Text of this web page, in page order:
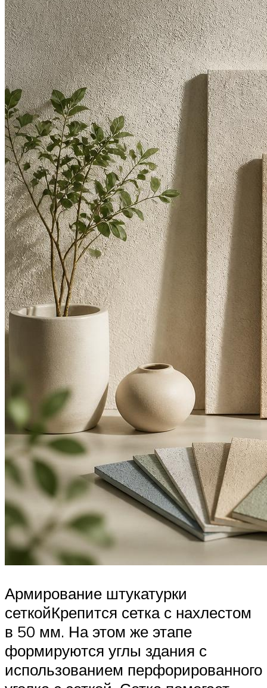
Армирование штукатурки
сеткойКрепится сетка с нахлестом
в 50 мм. На этом же этапе
формируются углы здания с
использованием перфорированного